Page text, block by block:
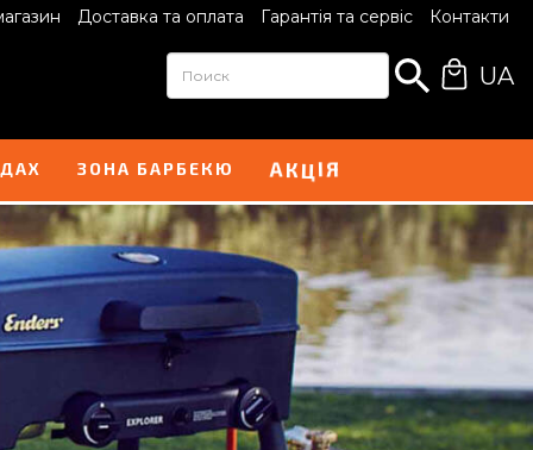
Доставка та оплата Гарантія та сервіс Контакти
UA
ЗОНА БАРБЕКЮ АКЦІЯ